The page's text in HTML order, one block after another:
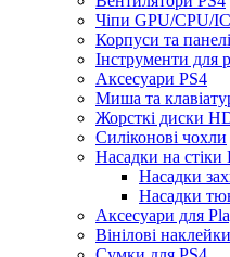
Чіпи GPU/CPU/
Корпуси та
Інструменти для
Аксесуари PS4
Миша та
Жорсткі диски
Силіконові чохли
Насадки на стіки
Насадки
Насадки
Аксесуари для
Вінілові